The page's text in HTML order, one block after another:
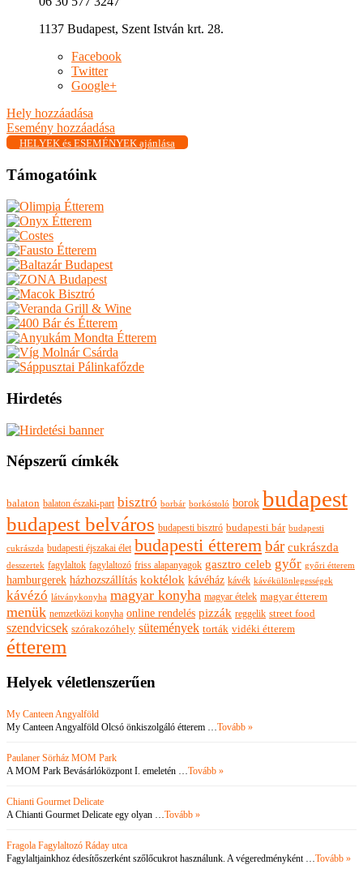
1137 Budapest, Szent István krt. 28.
Facebook
Twitter
Google+
Hely hozzáadása
Esemény hozzáadása
HELYEK és ESEMÉNYEK ajánlása
Támogatóink
Hirdetés
Népszerű címkék
balaton balaton északi-part bisztró borbár borkóstoló borok budapest
budapest belváros budapesti bisztró budapesti bár budapesti
cukrászda budapesti éjszakai élet budapesti étterembár cukrászda
desszertek fagylaltok fagylaltozó friss alapanyagok gasztro celeb győr győri étterem
hamburgerek házhozszállítás koktélok kávéház kávék kávékülönlegességek
kávézó látványkonyha magyar konyha magyar ételek magyar étterem
menük nemzetközi konyha online rendelés pizzák reggelik street food
szendvicsek szórakozóhely sütemények torták vidéki étterem
étterem
Helyek véletlenszerűen
My Canteen Angyalföld
My Canteen Angyalföld Olcsó önkiszolgáló étterem … Tovább »
Paulaner Sörház MOM Park
A MOM Park Bevásárlóközpont I. emeletén … Tovább »
Chianti Gourmet Delicate
A Chianti Gourmet Delicate egy olyan … Tovább »
Fragola Fagylaltozó Ráday utca
Fagylaltjainkhoz édesítőszerként szőlőcukrot használunk. A végeredményként … Tovább »